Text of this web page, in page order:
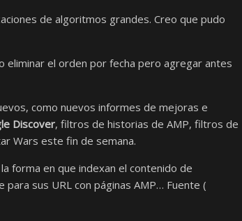
de algoritmos grandes. Creo que pudo
eliminar el orden por fecha pero agregar antes
como nuevos informes de mejoras e
Discover, filtros de historias de AMP, filtros de
Wars este fin de semana.
forma en que indexan el contenido de
sus URL con páginas AMP… Fuente (